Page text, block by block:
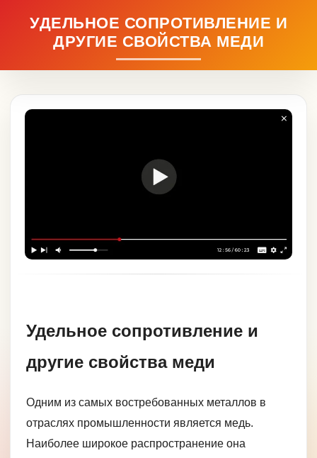
УДЕЛЬНОЕ СОПРОТИВЛЕНИЕ И
ДРУГИЕ СВОЙСТВА МЕДИ
Удельное сопротивление и
другие свойства меди
Одним из самых востребованных металлов в
отраслях промышленности является медь.
Наиболее широкое распространение она